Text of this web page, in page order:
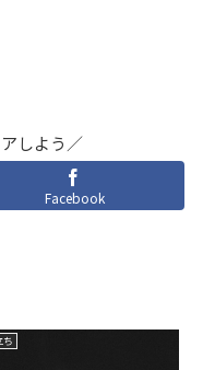
しよう／
Facebook
ち